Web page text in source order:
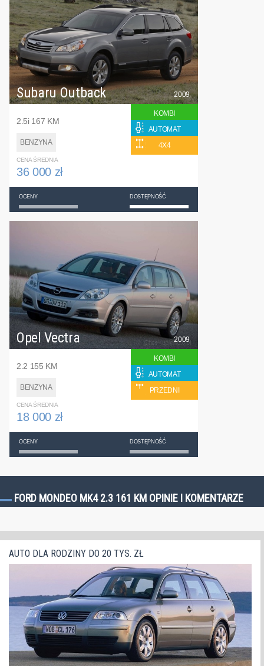
Subaru Outback
2.5i 167 KM
BENZYNA
2009
KOMBI
AUTOMAT
4X4
CENA ŚREDNIA
36 000 zł
OCENY DOSTĘPNOŚĆ
Opel Vectra
2.2 155 KM
BENZYNA
2009
KOMBI
AUTOMAT
PRZEDNI
CENA ŚREDNIA
18 000 zł
OCENY DOSTĘPNOŚĆ
FORD MONDEO MK4 2.3 161 KM OPINIE I KOMENTARZE
AUTO DLA RODZINY DO 20 TYS. ZŁ